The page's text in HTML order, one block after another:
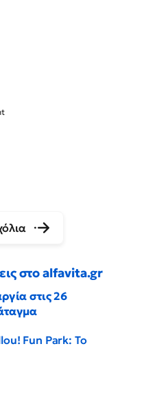
στο alfavita.gr
στις 26
Fun Park: Το